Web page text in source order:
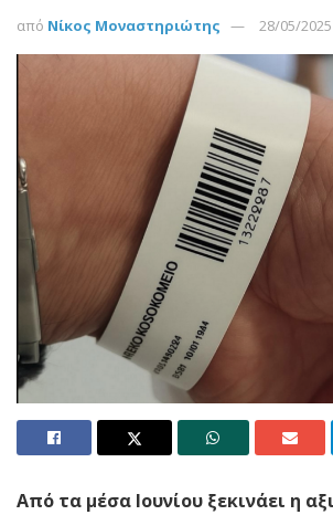
από Νίκος Μοναστηριώτης 28/05/2025
Από τα μέσα Ιουνίου ξεκινάει η